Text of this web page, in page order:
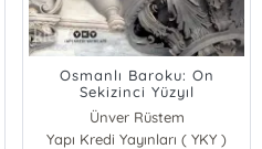
Osmanlı Baroku: On
Sekizinci Yüzyıl
İstanbulu’nun Mimari
Yenilenişi
Ünver Rüstem
Pelin Aykut
Yapı Kredi Yayınları ( YKY )